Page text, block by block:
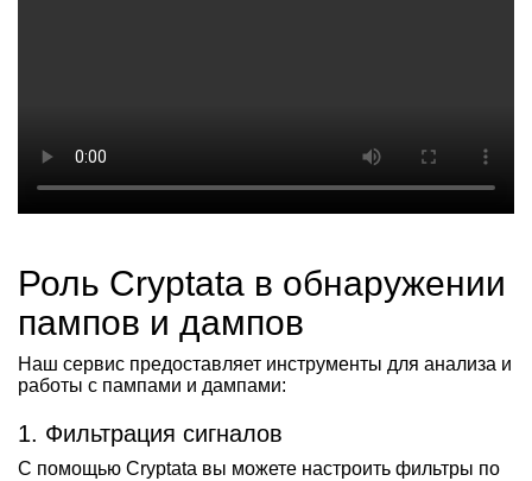
Роль Cryptata в обнаружении
пампов и дампов
Наш сервис предоставляет инструменты для анализа и
работы с пампами и дампами:
1. Фильтрация сигналов
С помощью Cryptata вы можете настроить фильтры по